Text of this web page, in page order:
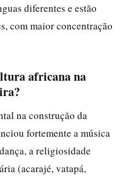
diferentes e estão
com maior concentração
africana na
na construção da
fortemente a música
a religiosidade
(acarajé, vatapá,